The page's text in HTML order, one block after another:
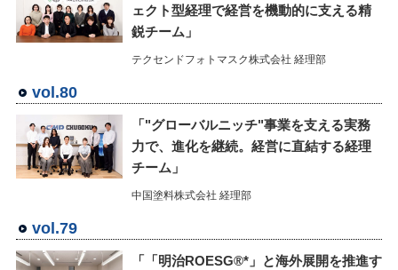
ェクト型経理で経営を機動的に支える精
鋭チーム」
テクセンドフォトマスク株式会社 経理部
vol.80
「"グローバルニッチ"事業を支える実務
力で、進化を継続。経営に直結する経理
チーム」
中国塗料株式会社 経理部
vol.79
「「明治ROESG®*」と海外展開を推進す